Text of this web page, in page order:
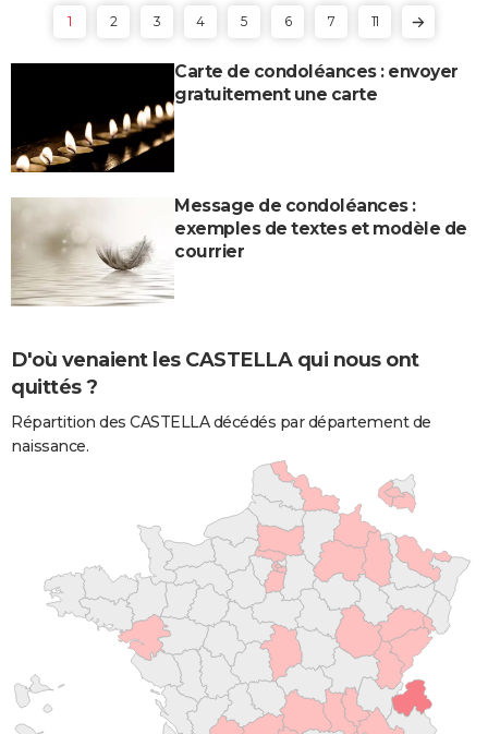
1 2 3 4 5 6 7 11
Carte de condoléances : envoyer
gratuitement une carte
Message de condoléances :
exemples de textes et modèle de
courrier
D'où venaient les CASTELLA qui nous ont
quittés ?
Répartition des CASTELLA décédés par département de
naissance.